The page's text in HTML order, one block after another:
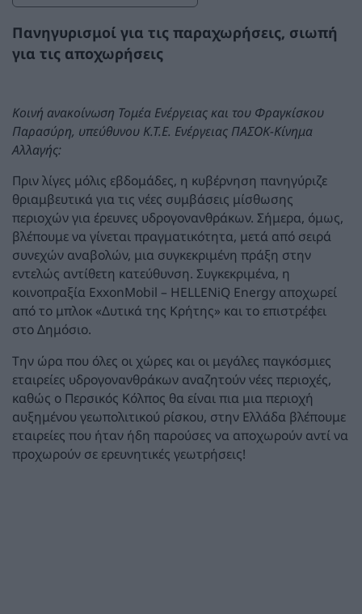
Πανηγυρισμοί για τις παραχωρήσεις, σιωπή
για τις αποχωρήσεις
Κοινή ανακοίνωση Τομέα Ενέργειας και του Φραγκίσκου
Παρασύρη, υπεύθυνου Κ.Τ.Ε. Ενέργειας ΠΑΣΟΚ-Κίνημα
Αλλαγής:
Πριν λίγες μόλις εβδομάδες, η κυβέρνηση πανηγύριζε
θριαμβευτικά για τις νέες συμβάσεις μίσθωσης
περιοχών για έρευνες υδρογονανθράκων. Σήμερα, όμως,
βλέπουμε να γίνεται πραγματικότητα, μετά από σειρά
συνεχών αναβολών, μια συγκεκριμένη πράξη στην
εντελώς αντίθετη κατεύθυνση. Συγκεκριμένα, η
κοινοπραξία ExxonMobil – HELLENiQ Energy αποχωρεί
από το μπλοκ «Δυτικά της Κρήτης» και το επιστρέφει
στο Δημόσιο.
Την ώρα που όλες οι χώρες και οι μεγάλες παγκόσμιες
εταιρείες υδρογονανθράκων αναζητούν νέες περιοχές,
καθώς ο Περσικός Κόλπος θα είναι πια μια περιοχή
αυξημένου γεωπολιτικού ρίσκου, στην Ελλάδα βλέπουμε
εταιρείες που ήταν ήδη παρούσες να αποχωρούν αντί να
προχωρούν σε ερευνητικές γεωτρήσεις!